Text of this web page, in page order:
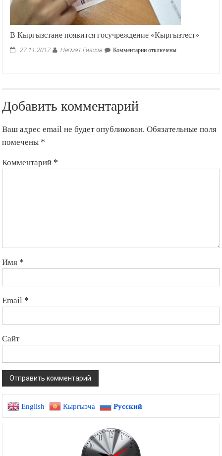
В Кыргызстане появится госучреждение «Кыргызтест»
27.11.2017 Негмат Гиясов Комментариикотключены
Добавить комментарий
Ваш адрес email не будет опубликован. Обязательные поля
помечены *
Комментарий *
Имя *
Email *
Сайт
English Кыргызча Русский